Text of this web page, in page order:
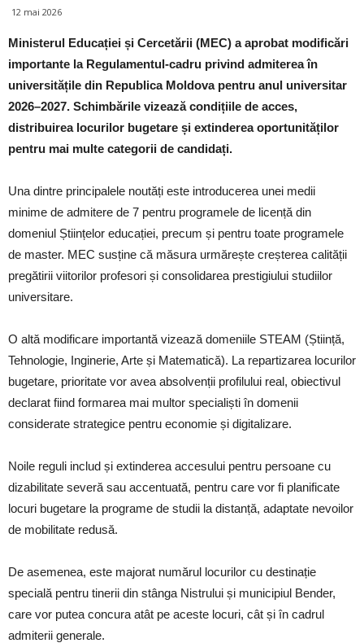
12 mai 2026
Ministerul Educației și Cercetării (MEC) a aprobat modificări
importante la Regulamentul-cadru privind admiterea în
universitățile din Republica Moldova pentru anul universitar
2026–2027. Schimbările vizează condițiile de acces,
distribuirea locurilor bugetare și extinderea oportunităților
pentru mai multe categorii de candidați.
Una dintre principalele noutăți este introducerea unei medii
minime de admitere de 7 pentru programele de licență din
domeniul Științelor educației, precum și pentru toate programele
de master. MEC susține că măsura urmărește creșterea calității
pregătirii viitorilor profesori și consolidarea prestigiului studiilor
universitare.
O altă modificare importantă vizează domeniile STEAM (Știință,
Tehnologie, Inginerie, Arte și Matematică). La repartizarea locurilor
bugetare, prioritate vor avea absolvenții profilului real, obiectivul
declarat fiind formarea mai multor specialiști în domenii
considerate strategice pentru economie și digitalizare.
Noile reguli includ și extinderea accesului pentru persoane cu
dizabilitate severă sau accentuată, pentru care vor fi planificate
locuri bugetare la programe de studii la distanță, adaptate nevoilor
de mobilitate redusă.
De asemenea, este majorat numărul locurilor cu destinație
specială pentru tinerii din stânga Nistrului și municipiul Bender,
care vor putea concura atât pe aceste locuri, cât și în cadrul
admiterii generale.